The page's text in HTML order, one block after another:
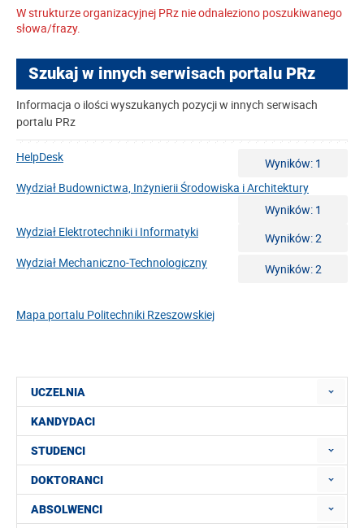
W strukturze organizacyjnej PRz nie odnaleziono poszukiwanego
słowa/frazy.
Szukaj w innych serwisach portalu PRz
Informacja o ilości wyszukanych pozycji w innych serwisach
portalu PRz
HelpDesk
Wyników: 1
Wydział Budownictwa, Inżynierii Środowiska i Architektury
Wyników: 1
Wydział Elektrotechniki i Informatyki
Wyników: 2
Wydział Mechaniczno-Technologiczny
Wyników: 2
Mapa portalu Politechniki Rzeszowskiej
UCZELNIA
KANDYDACI
STUDENCI
DOKTORANCI
ABSOLWENCI